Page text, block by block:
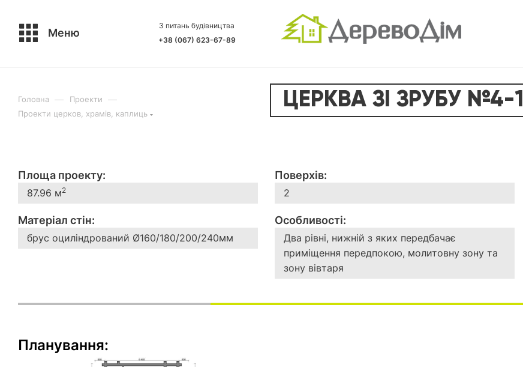
Меню
З питань будівництва
+38 (067) 623-67-89
Головна — Проекти —
Проекти церков, храмів, каплиць
ЦЕРКВА ЗІ ЗРУБУ №4-1
Площа проекту:
87.96 м2
Поверхів:
2
Матеріал стін:
брус оциліндрований Ø160/180/200/240мм
Особливості:
Два рівні, нижній з яких передбачає
приміщення передпокою, молитовну зону та
зону вівтаря
Планування: